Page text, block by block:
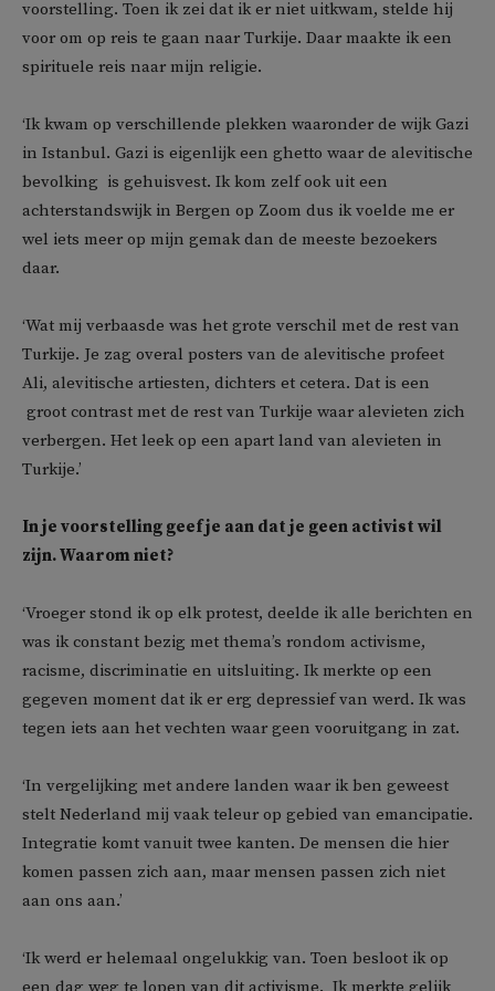
voorstelling. Toen ik zei dat ik er niet uitkwam, stelde hij
voor om op reis te gaan naar Turkije. Daar maakte ik een
spirituele reis naar mijn religie.
‘Ik kwam op verschillende plekken waaronder de wijk Gazi
in Istanbul. Gazi is eigenlijk een ghetto waar de alevitische
bevolking is gehuisvest. Ik kom zelf ook uit een
achterstandswijk in Bergen op Zoom dus ik voelde me er
wel iets meer op mijn gemak dan de meeste bezoekers
daar.
‘Wat mij verbaasde was het grote verschil met de rest van
Turkije. Je zag overal posters van de alevitische profeet
Ali, alevitische artiesten, dichters et cetera. Dat is een
groot contrast met de rest van Turkije waar alevieten zich
verbergen. Het leek op een apart land van alevieten in
Turkije.’
In je voorstelling geef je aan dat je geen activist wil
zijn. Waarom niet?
‘Vroeger stond ik op elk protest, deelde ik alle berichten en
was ik constant bezig met thema’s rondom activisme,
racisme, discriminatie en uitsluiting. Ik merkte op een
gegeven moment dat ik er erg depressief van werd. Ik was
tegen iets aan het vechten waar geen vooruitgang in zat.
‘In vergelijking met andere landen waar ik ben geweest
stelt Nederland mij vaak teleur op gebied van emancipatie.
Integratie komt vanuit twee kanten. De mensen die hier
komen passen zich aan, maar mensen passen zich niet
aan ons aan.’
‘Ik werd er helemaal ongelukkig van. Toen besloot ik op